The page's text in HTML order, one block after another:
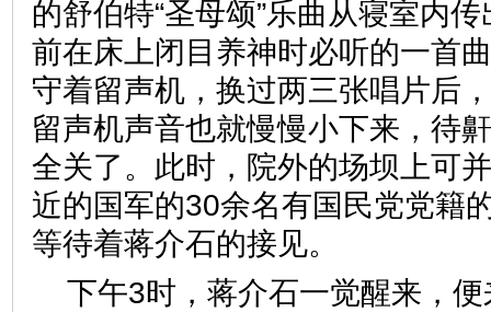
的舒伯特“圣母颂”乐曲从寝室内
前在床上闭目养神时必听的一首
守着留声机，换过两三张唱片后
留声机声音也就慢慢小下来，待
全关了。此时，院外的场坝上可
近的国军的30余名有国民党党籍
等待着蒋介石的接见。
下午3时，蒋介石一觉醒来，